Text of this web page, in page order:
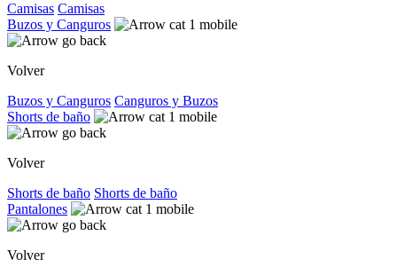
Camisas Camisas
Buzos y Canguros
Volver
Buzos y Canguros Canguros y Buzos
Shorts de baño
Volver
Shorts de baño Shorts de baño
Pantalones
Volver